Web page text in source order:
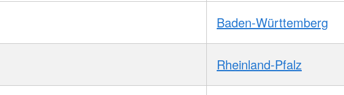
Baden-Württemberg
Rheinland-Pfalz